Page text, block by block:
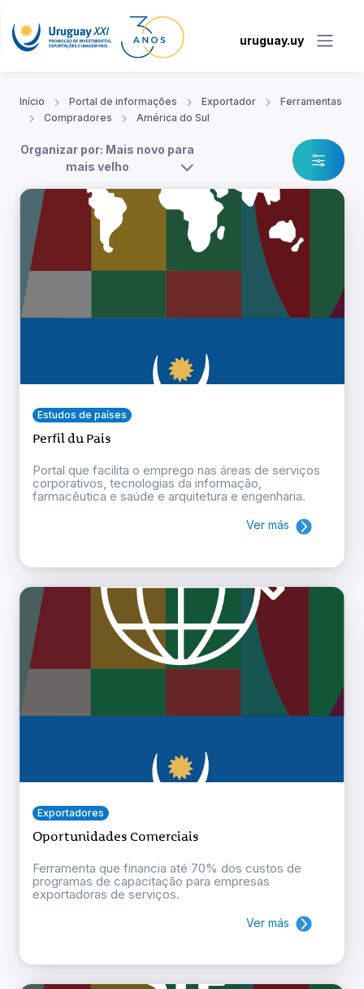
uruguay.uy
Início Portal de informações Exportador
Ferramentas
Compradores
América do Sul
Organizar por: Mais novo para
mais velho
Estudos de países
Perfil du Pais
Portal que facilita o emprego nas áreas de serviços
corporativos, tecnologias da informação,
farmacêutica e saúde e arquitetura e engenharia.
Ver más
Exportadores
Oportunidades Comerciais
Ferramenta que financia até 70% dos custos de
programas de capacitação para empresas
exportadoras de serviços.
Ver más